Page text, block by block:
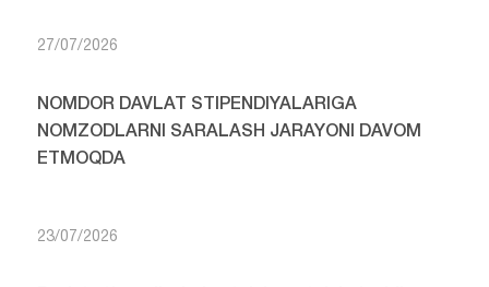
27/07/2026
NOMDOR DAVLAT STIPENDIYALARIGA
NOMZODLARNI SARALASH JARAYONI DAVOM
ETMOQDA
23/07/2026